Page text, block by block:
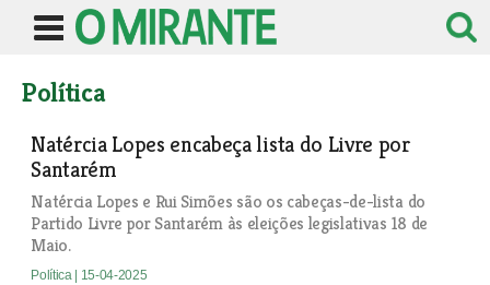
Política
Natércia Lopes encabeça lista do Livre por
Santarém
Natércia Lopes e Rui Simões são os cabeças-de-lista do
Partido Livre por Santarém às eleições legislativas 18 de
Maio.
Política | 15-04-2025